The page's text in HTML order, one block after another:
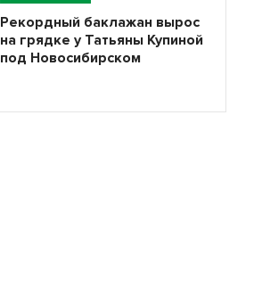
Рекордный баклажан вырос
на грядке у Татьяны Купиной
под Новосибирском